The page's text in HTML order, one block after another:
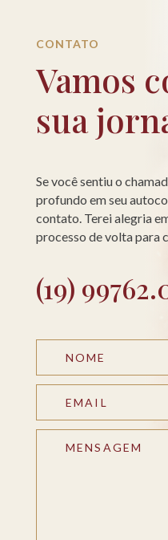
CONTATO
Vamos
sua
Se você sentiu o
profundo em seu
contato. Terei alegria
processo de volta para
(19)